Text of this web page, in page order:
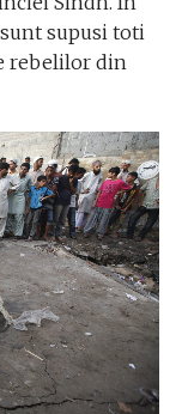
supusi toti
rebelilor din